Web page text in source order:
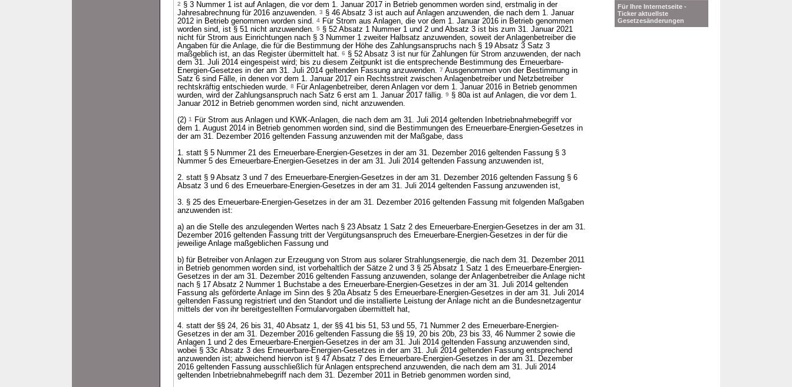
2 § 3 Nummer 1 ist auf Anlagen, die vor dem 1. Januar 2017 in Betrieb genommen worden sind, erstmalig in der
Jahresabrechnung für 2016 anzuwenden. 3 § 46 Absatz 3 ist auch auf Anlagen anzuwenden, die nach dem 1. Januar
2012 in Betrieb genommen worden sind. 4 Für Strom aus Anlagen, die vor dem 1. Januar 2016 in Betrieb genommen
worden sind, ist § 51 nicht anzuwenden. 5 § 52 Absatz 1 Nummer 1 und 2 und Absatz 3 ist bis zum 31. Januar 2021
nicht für Strom aus Einrichtungen nach § 3 Nummer 1 zweiter Halbsatz anzuwenden, soweit der Anlagenbetreiber die
Angaben für die Anlage, die für die Bestimmung der Höhe des Zahlungsanspruchs nach § 19 Absatz 3 Satz 3
maßgeblich ist, an das Register übermittelt hat. 6 § 52 Absatz 3 ist nur für Zahlungen für Strom anzuwenden, der nach
dem 31. Juli 2014 eingespeist wird; bis zu diesem Zeitpunkt ist die entsprechende Bestimmung des Erneuerbare-
Energien-Gesetzes in der am 31. Juli 2014 geltenden Fassung anzuwenden. 7 Ausgenommen von der Bestimmung in
Satz 6 sind Fälle, in denen vor dem 1. Januar 2017 ein Rechtsstreit zwischen Anlagenbetreiber und Netzbetreiber
rechtskräftig entschieden wurde. 8
Für Anlagenbetreiber, deren Anlagen vor dem 1. Januar 2016 in Betrieb genommen
wurden, wird der Zahlungsanspruch nach Satz 6 erst am 1. Januar 2017 fällig. 9 § 80a ist auf Anlagen, die vor dem 1.
Januar 2012 in Betrieb genommen worden sind, nicht anzuwenden.
(2) 1
Für Strom aus Anlagen und KWK-Anlagen, die nach dem am 31. Juli 2014 geltenden Inbetriebnahmebegriff vor
dem 1. August 2014 in Betrieb genommen worden sind, sind die Bestimmungen des Erneuerbare-Energien-Gesetzes in
der am 31. Dezember 2016 geltenden Fassung anzuwenden mit der Maßgabe, dass
1. statt § 5 Nummer 21 des Erneuerbare-Energien-Gesetzes in der am 31. Dezember 2016 geltenden Fassung § 3
Nummer 5 des Erneuerbare-Energien-Gesetzes in der am 31. Juli 2014 geltenden Fassung anzuwenden ist,
2. statt § 9 Absatz 3 und 7 des Erneuerbare-Energien-Gesetzes in der am 31. Dezember 2016 geltenden Fassung § 6
Absatz 3 und 6 des Erneuerbare-Energien-Gesetzes in der am 31. Juli 2014 geltenden Fassung anzuwenden ist,
3. § 25 des Erneuerbare-Energien-Gesetzes in der am 31. Dezember 2016 geltenden Fassung mit folgenden Maßgaben
anzuwenden ist:
a) an die Stelle des anzulegenden Wertes nach § 23 Absatz 1 Satz 2 des Erneuerbare-Energien-Gesetzes in der am 31.
Dezember 2016 geltenden Fassung tritt der Vergütungsanspruch des Erneuerbare-Energien-Gesetzes in der für die
jeweilige Anlage maßgeblichen Fassung und
b) für Betreiber von Anlagen zur Erzeugung von Strom aus solarer Strahlungsenergie, die nach dem 31. Dezember 2011
in Betrieb genommen worden sind, ist vorbehaltlich der Sätze 2 und 3 § 25 Absatz 1 Satz 1 des Erneuerbare-Energien-
Gesetzes in der am 31. Dezember 2016 geltenden Fassung anzuwenden, solange der Anlagenbetreiber die Anlage nicht
nach § 17 Absatz 2 Nummer 1 Buchstabe a des Erneuerbare-Energien-Gesetzes in der am 31. Juli 2014 geltenden
Fassung als geförderte Anlage im Sinn des § 20a Absatz 5 des Erneuerbare-Energien-Gesetzes in der am 31. Juli 2014
geltenden Fassung registriert und den Standort und die installierte Leistung der Anlage nicht an die Bundesnetzagentur
mittels der von ihr bereitgestellten Formularvorgaben übermittelt hat,
4. statt der §§ 24, 26 bis 31, 40 Absatz 1, der §§ 41 bis 51, 53 und 55, 71 Nummer 2 des Erneuerbare-Energien-
Gesetzes in der am 31. Dezember 2016 geltenden Fassung die §§ 19, 20 bis 20b, 23 bis 33, 46 Nummer 2 sowie die
Anlagen 1 und 2 des Erneuerbare-Energien-Gesetzes in der am 31. Juli 2014 geltenden Fassung anzuwenden sind,
wobei § 33c Absatz 3 des Erneuerbare-Energien-Gesetzes in der am 31. Juli 2014 geltenden Fassung entsprechend
anzuwenden ist; abweichend hiervon ist § 47 Absatz 7 des Erneuerbare-Energien-Gesetzes in der am 31. Dezember
2016 geltenden Fassung ausschließlich für Anlagen entsprechend anzuwenden, die nach dem am 31. Juli 2014
geltenden Inbetriebnahmebegriff nach dem 31. Dezember 2011 in Betrieb genommen worden sind,
Für Ihre Internetseite -
Ticker aktuellste
Gesetzesänderungen